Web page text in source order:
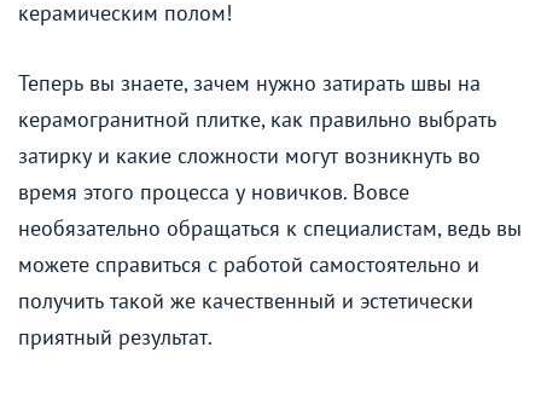
керамическим полом!
Теперь вы знаете, зачем нужно затирать швы на
керамогранитной плитке, как правильно выбрать
затирку и какие сложности могут возникнуть во
время этого процесса у новичков. Вовсе
необязательно обращаться к специалистам, ведь вы
можете справиться с работой самостоятельно и
получить такой же качественный и эстетически
приятный результат.